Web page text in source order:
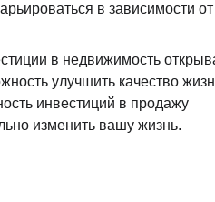
в зависимости
в недвижимость
улучшить качество
инвестиций в продажу
изменить вашу жизнь.